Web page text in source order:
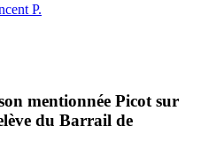
P.
mentionnée Picot sur
du Barrail de